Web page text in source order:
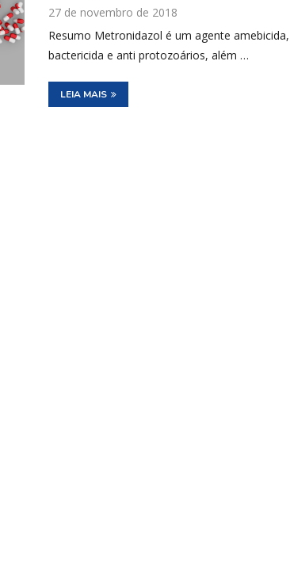
27 de novembro de 2018
Resumo Metronidazol é um agente amebicida,
bactericida e anti protozoários, além …
LEIA MAIS